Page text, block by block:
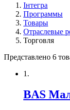
Інтегра
Программы
Товары
Отраслевые
Торговля
Представлено 6
1.
BAS